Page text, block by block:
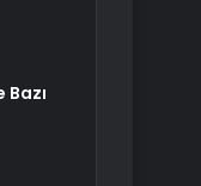
Bazı